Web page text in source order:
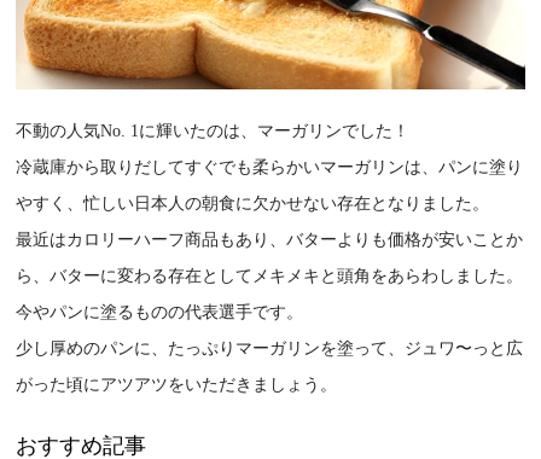
不動の人気No. 1に輝いたのは、マーガリンでした！
冷蔵庫から取りだしてすぐでも柔らかいマーガリンは、パンに塗り
やすく、忙しい日本人の朝食に欠かせない存在となりました。
最近はカロリーハーフ商品もあり、バターよりも価格が安いことか
ら、バターに変わる存在としてメキメキと頭角をあらわしました。
今やパンに塗るものの代表選手です。
少し厚めのパンに、たっぷりマーガリンを塗って、ジュワ〜っと広
がった頃にアツアツをいただきましょう。
おすすめ記事